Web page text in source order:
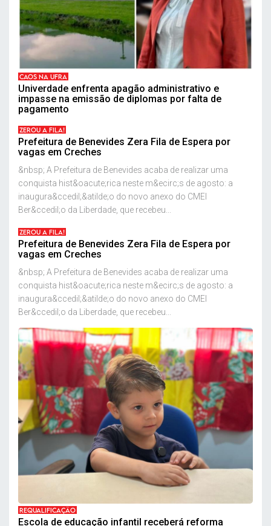
CAOS NA UFRA
Univerdade enfrenta apagão administrativo e
impasse na emissão de diplomas por falta de
pagamento
ZEROU A FILA!
Prefeitura de Benevides Zera Fila de Espera por
vagas em Creches
&nbsp; A Prefeitura de Benevides acaba de realizar uma
conquista hist&oacute;rica neste m&ecirc;s de agosto: a
inaugura&ccedil;&atilde;o do novo anexo do CMEI
Ber&ccedil;o da Liberdade, que recebeu...
ZEROU A FILA!
Prefeitura de Benevides Zera Fila de Espera por
vagas em Creches
&nbsp; A Prefeitura de Benevides acaba de realizar uma
conquista hist&oacute;rica neste m&ecirc;s de agosto: a
inaugura&ccedil;&atilde;o do novo anexo do CMEI
Ber&ccedil;o da Liberdade, que recebeu...
REQUALIFICAÇÃO
Escola de educação infantil receberá reforma